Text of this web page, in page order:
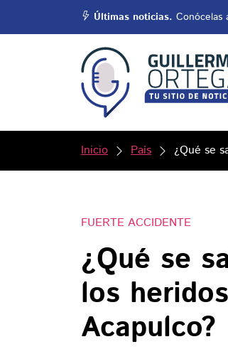
Últimas noticias. Conócelas
Inicio País ¿Qué se
FUERTE ACCIDENTE
¿Qué se
los
Acapulco?